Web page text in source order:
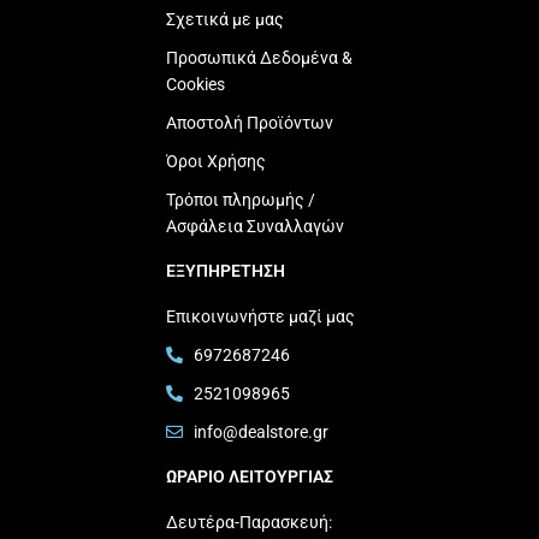
Σχετικά με μας
Προσωπικά Δεδομένα &
Cookies
Αποστολή Προϊόντων
Όροι Χρήσης
Τρόποι πληρωμής /
Ασφάλεια Συναλλαγών
ΕΞΥΠΗΡΕΤΗΣΗ
Επικοινωνήστε μαζί μας
6972687246
2521098965
info@dealstore.gr
ΩΡΑΡΙΟ ΛΕΙΤΟΥΡΓΙΑΣ​
Δευτέρα-Παρασκευή: